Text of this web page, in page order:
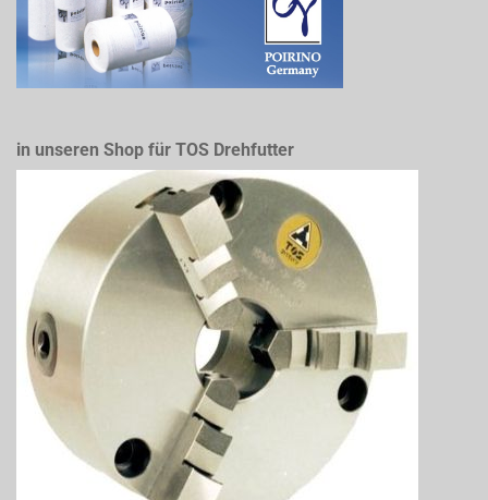
in unseren Shop für TOS Drehfutter